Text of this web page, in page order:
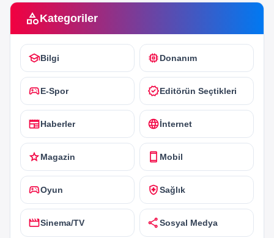
categoryKategoriler
schoolBilgi memoryDonanım
sports_esportsE-Spor verifiedEditörün Seçtikleri
newspaperHaberler languageİnternet
starMagazin smartphone Mobil
sports_esportsOyun health_and_safetySağlık
movieSinema/TV shareSosyal Medya